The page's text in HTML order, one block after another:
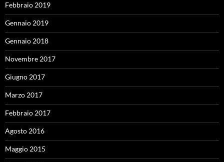
Febbraio 2019
Gennaio 2019
Gennaio 2018
Novembre 2017
Giugno 2017
Marzo 2017
Febbraio 2017
Agosto 2016
Maggio 2015